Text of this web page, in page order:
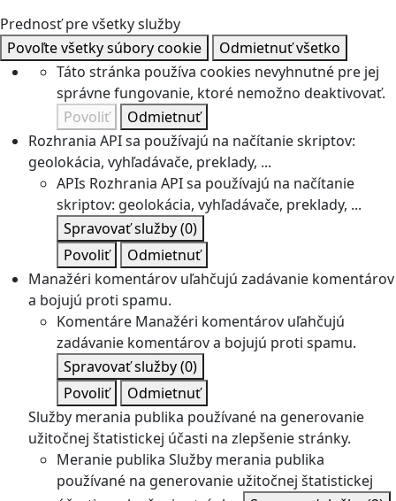
Prednosť pre všetky služby
Povoľte všetky súbory cookie
Odmietnuť všetko
Táto stránka používa cookies nevyhnutné pre jej
správne fungovanie, ktoré nemožno deaktivovať.
Povoliť
Odmietnuť
Rozhrania API sa používajú na načítanie skriptov:
geolokácia, vyhľadávače, preklady, ...
APIs Rozhrania API sa používajú na načítanie
skriptov: geolokácia, vyhľadávače, preklady, ...
Spravovať služby(0)
Povoliť
Odmietnuť
Manažéri komentárov uľahčujú zadávanie komentárov
a bojujú proti spamu.
Komentáre Manažéri komentárov uľahčujú
zadávanie komentárov a bojujú proti spamu.
Spravovať služby(0)
Povoliť
Odmietnuť
Služby merania publika používané na generovanie
užitočnej štatistickej účasti na zlepšenie stránky.
Meranie publika Služby merania publika
používané na generovanie užitočnej štatistickej